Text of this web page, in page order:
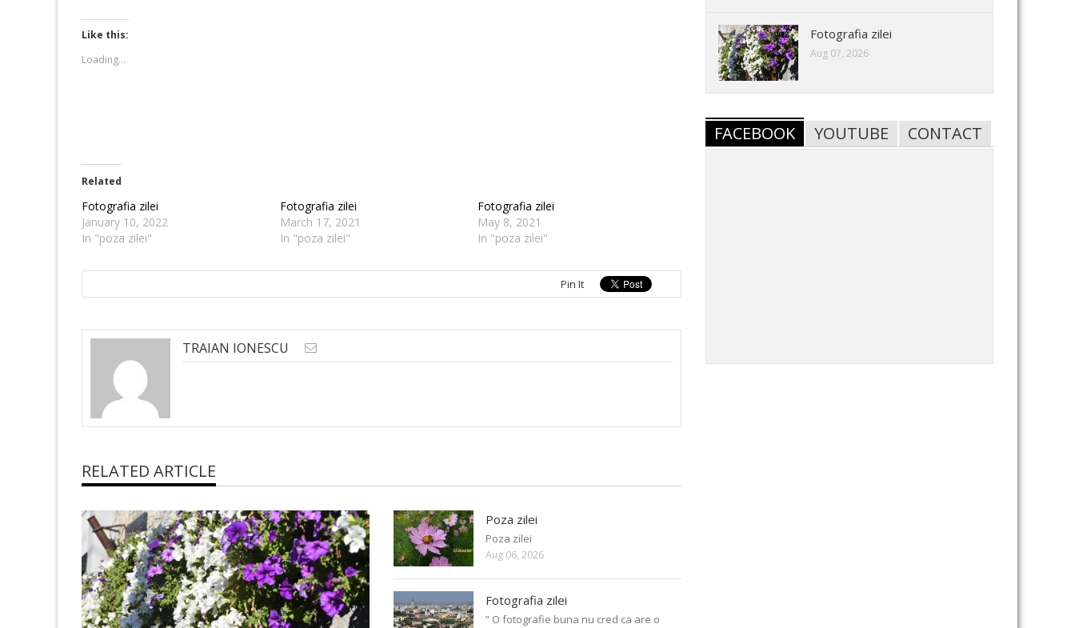
Twitter
(Opens
in
new
window)
Like this:
Loading...
Related
Fotografia zilei
January 10, 2022
In "poza zilei"
Fotografia zilei
March 17, 2021
In "poza zilei"
Fotografia zilei
May 8, 2021
In "poza zilei"
Pin It
TRAIAN IONESCU
RELATED ARTICLE
Poza zilei
Poza zilei
Aug 06, 2026
Fotografia zilei
” O fotografie buna nu cred ca are o
Fotografia zilei
Aug 07, 2026
FACEBOOK YOUTUBE CONTACT